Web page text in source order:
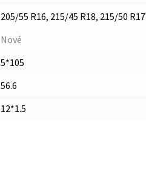
205/55 R16, 215/45 R18, 215/50 R17
Nové
5*105
56.6
12*1.5